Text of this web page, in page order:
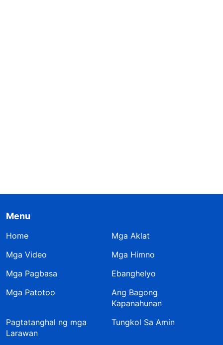
Menu
Home
Mga Aklat
Mga Video
Mga Himno
Mga Pagbasa
Ebanghelyo
Mga Patotoo
Ang Bagong
Kapanahunan
Pagtatanghal ng mga
Larawan
Tungkol Sa Amin